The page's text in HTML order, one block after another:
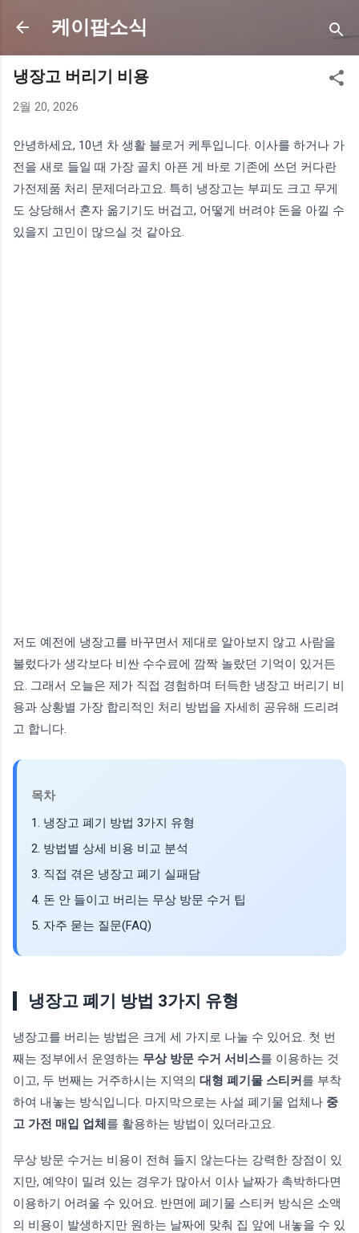
기본 콘텐츠로 건너뛰기
케이팝소식
냉장고 버리기 비용
2월 20, 2026
안녕하세요, 10년 차 생활 블로거 케투입니다. 이사를 하거나 가
전을 새로 들일 때 가장 골치 아픈 게 바로 기존에 쓰던 커다란
가전제품 처리 문제더라고요. 특히 냉장고는 부피도 크고 무게
도 상당해서 혼자 옮기기도 버겁고, 어떻게 버려야 돈을 아낄 수
있을지 고민이 많으실 것 같아요.
저도 예전에 냉장고를 바꾸면서 제대로 알아보지 않고 사람을
불렀다가 생각보다 비싼 수수료에 깜짝 놀랐던 기억이 있거든
요. 그래서 오늘은 제가 직접 경험하며 터득한 냉장고 버리기 비
용과 상황별 가장 합리적인 처리 방법을 자세히 공유해 드리려
고 합니다.
목차
1. 냉장고 폐기 방법 3가지 유형
2. 방법별 상세 비용 비교 분석
3. 직접 겪은 냉장고 폐기 실패담
4. 돈 안 들이고 버리는 무상 방문 수거 팁
5. 자주 묻는 질문(FAQ)
냉장고 폐기 방법 3가지 유형
냉장고를 버리는 방법은 크게 세 가지로 나눌 수 있어요. 첫 번
째는 정부에서 운영하는 무상 방문 수거 서비스를 이용하는 것
이고, 두 번째는 거주하시는 지역의 대형 폐기물 스티커를 부착
하여 내놓는 방식입니다. 마지막으로는 사설 폐기물 업체나 중
고 가전 매입 업체를 활용하는 방법이 있더라고요.
무상 방문 수거는 비용이 전혀 들지 않는다는 강력한 장점이 있
지만, 예약이 밀려 있는 경우가 많아서 이사 날짜가 촉박하다면
이용하기 어려울 수 있어요. 반면에 폐기물 스티커 방식은 소액
의 비용이 발생하지만 원하는 날짜에 맞춰 집 앞에 내놓을 수 있